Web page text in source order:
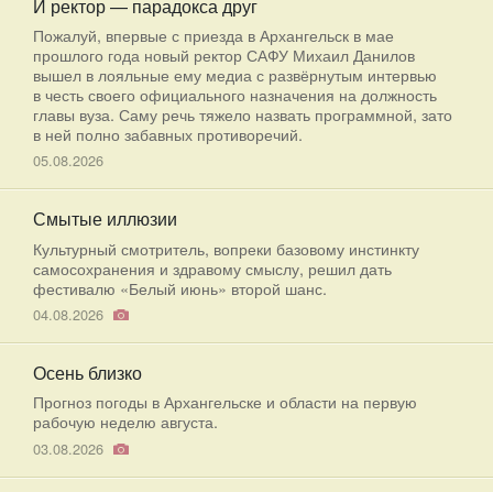
И ректор — парадокса друг
Пожалуй, впервые с приезда в Архангельск в мае
прошлого года новый ректор САФУ Михаил Данилов
вышел в лояльные ему медиа с развёрнутым интервью
в честь своего официального назначения на должность
главы вуза. Саму речь тяжело назвать программной, зато
в ней полно забавных противоречий.
05.08.2026
Смытые иллюзии
Культурный смотритель, вопреки базовому инстинкту
самосохранения и здравому смыслу, решил дать
фестивалю «Белый июнь» второй шанс.
04.08.2026
Осень близко
Прогноз погоды в Архангельске и области на первую
рабочую неделю августа.
03.08.2026